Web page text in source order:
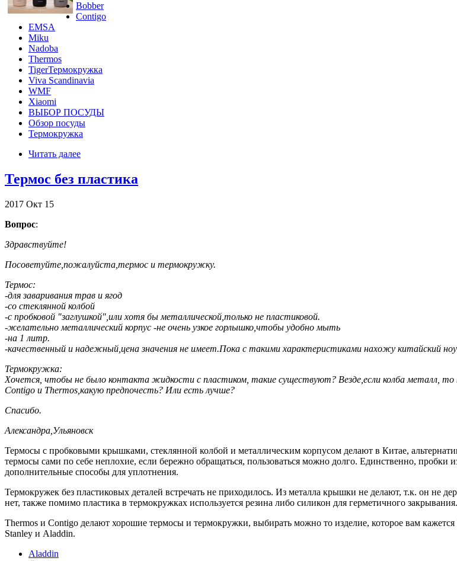
Bobber
Contigo
EMSA
Miku
Nadoba
Thermos
TigerТермокружка
Viva Scandinavia
WMF
Xiaomi
ВЫБОР ПОСУДЫ
Обзор посуды
Термокружка
Читать далее
Термос без пластика
2017 Окт 15
Вопрос:
Здравствуйте!
Посоветуйте,пожалуйста,термос и термокружку.
Термос:
-для заваривания трав и ягод
-со стеклянной колбой
-с пробковой "заглушкой",или хотя бы металлической,только не пластиковой.
-желательно металлический корпус -не очень узкое горлышко,чтобы удобно мыть
-на 1 литр.
-качественный и надежный,цена значения не имеет.Пока с такими характеристиками нахожу китайский
Термокружка:
Хочется, чтобы не было контакта жидкости с пластиком, такие существуют? Везде,если колба металл,
Contigo и Thermos,какую предпочесть? Или есть лучше?
Спасибо.
Александра,Ульяновск
Термосы с пробковыми крышками, стеклянной колбой и металлическим корпусом делают в Китае,
термосы сами по себе неплохие, если бережно обращаться, пользоваться можно долго. Единственно, пробки
дополнительные способы для уплотнения.
Термокружек без пластиковых деталей встречать не приходилось. Из металла крышки не делают, т.к. он не
нет, также помимо пластика в термокружках используется резина либо силикон для герметичного закрывания.
Thermos и Contigo делают хорошие термосы и термокружки, выбирать можно то изделие, которое вам
Stanley и Aladdin.
Aladdin